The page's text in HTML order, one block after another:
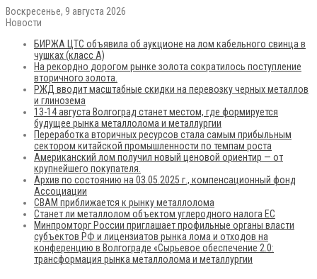
Воскресенье, 9 августа 2026
Новости
БИРЖА ЦТС объявила об аукционе на лом кабельного свинца в
чушках (класс А)
На рекордно дорогом рынке золота сократилось поступление
вторичного золота.
РЖД вводит масштабные скидки на перевозку черных металлов
и глинозема
13-14 августа Волгоград станет местом, где формируется
будущее рынка металлолома и металлургии
Переработка вторичных ресурсов стала самым прибыльным
сектором китайской промышленности по темпам роста
Американский лом получил новый ценовой ориентир — от
крупнейшего покупателя.
Архив по состоянию на 03.05.2025 г., компенсационный фонд
Ассоциации
CBAM приближается к рынку металлолома
Станет ли металлолом объектом углеродного налога ЕС
Минпромторг России приглашает профильные органы власти
субъектов РФ и лицензиатов рынка лома и отходов на
конференцию в Волгограде «Сырьевое обеспечение 2.0:
трансформация рынка металлолома и металлургии